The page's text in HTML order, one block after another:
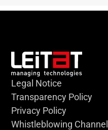
Legal Notice
Transparency Policy
Privacy Policy
Whistleblowing Channel